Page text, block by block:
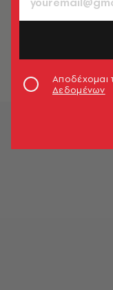
Αποδέχομαι
Δεδομένων